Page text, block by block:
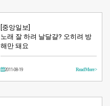
[중앙일보]
노래 잘 하려 날달걀? 오히려 방
해만 돼요
2011-08-19 Read More >